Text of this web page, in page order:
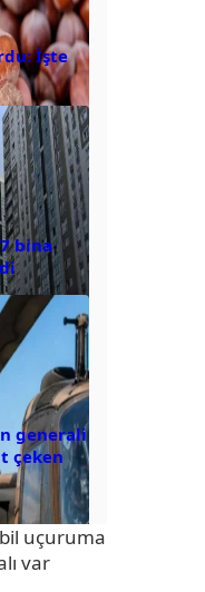
İşte
bina
generali
çeken
uçuruma
var